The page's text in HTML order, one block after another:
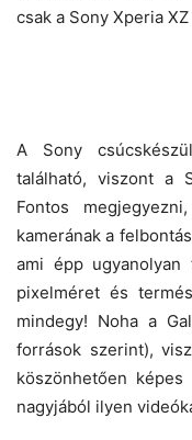
csak a Sony Xperia
A Sony
található, viszont a
Fontos
kamerának a
ami épp ugyanolyan
pixelméret és
mindegy! Noha a
források szerint),
köszönhetően
nagyjából ilyen